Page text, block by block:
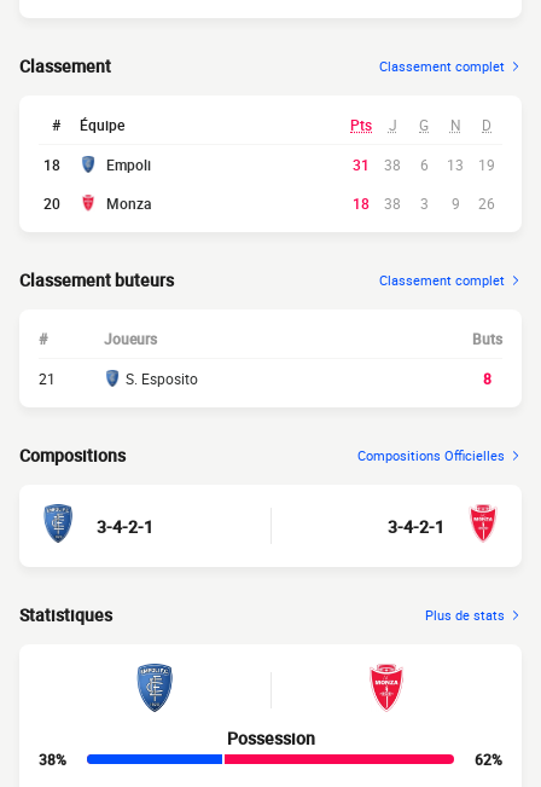
Classement Classement complet
# Équipe Pts J G N D
18 Empoli 31 38 6 13
19
20
Monza 18 38 3 9 26
Classement buteurs Classement complet
# Joueurs Buts
21 S. Esposito 8
Compositions Compositions Officielles
3-4-2-1 3-4-2-1
Statistiques Plus de stats
Possession
38%
62%